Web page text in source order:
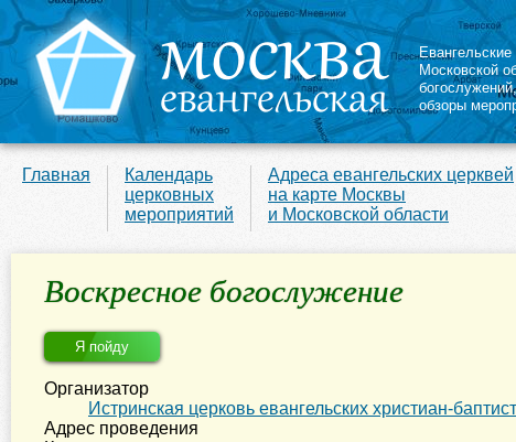
Московской
богослужений
обзоры
Главная
Календарь
церковных
мероприятий
Адреса евангельских церквей
на карте Москвы
и Московской области
Воскресное богослужение
Я пойду
Организатор
Истринская церковь евангельских христиан-
Адрес проведения